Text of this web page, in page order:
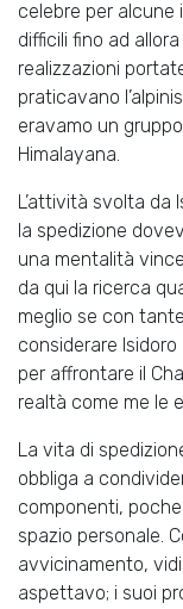
celebre per alcune
difficili fino ad
realizzazioni
praticavano
eravamo un
Himalayana.
L’attività svolta da
la spedizione
una mentalità
da qui la ricerca
meglio se con
considerare
per affrontare il
realtà come me le
La vita di
obbliga a
componenti,
spazio personale.
avvicinamento,
aspettavo; i suoi